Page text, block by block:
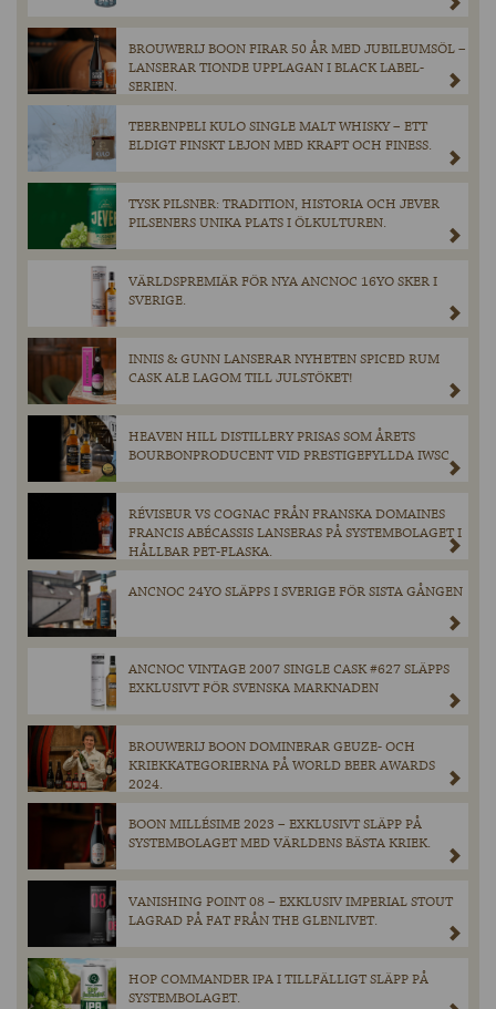
BROUWERIJ BOON FIRAR 50 ÅR MED JUBILEUMSÖL –
LANSERAR TIONDE UPPLAGAN I BLACK LABEL-
SERIEN.
TEERENPELI KULO SINGLE MALT WHISKY – ETT
ELDIGT FINSKT LEJON MED KRAFT OCH FINESS.
TYSK PILSNER: TRADITION, HISTORIA OCH JEVER
PILSENERS UNIKA PLATS I ÖLKULTUREN.
VÄRLDSPREMIÄR FÖR NYA ANCNOC 16YO SKER I
SVERIGE.
INNIS & GUNN LANSERAR NYHETEN SPICED RUM
CASK ALE LAGOM TILL JULSTÖKET!
HEAVEN HILL DISTILLERY PRISAS SOM ÅRETS
BOURBONPRODUCENT VID PRESTIGEFYLLDA IWSC
RÉVISEUR VS COGNAC FRÅN FRANSKA DOMAINES
FRANCIS ABÉCASSIS LANSERAS PÅ SYSTEMBOLAGET I
HÅLLBAR PET-FLASKA.
ANCNOC 24YO SLÄPPS I SVERIGE FÖR SISTA GÅNGEN
ANCNOC VINTAGE 2007 SINGLE CASK #627 SLÄPPS
EXKLUSIVT FÖR SVENSKA MARKNADEN
BROUWERIJ BOON DOMINERAR GEUZE- OCH
KRIEKKATEGORIERNA PÅ WORLD BEER AWARDS
2024.
BOON MILLÉSIME 2023 – EXKLUSIVT SLÄPP PÅ
SYSTEMBOLAGET MED VÄRLDENS BÄSTA KRIEK.
VANISHING POINT 08 – EXKLUSIV IMPERIAL STOUT
LAGRAD PÅ FAT FRÅN THE GLENLIVET.
HOP COMMANDER IPA I TILLFÄLLIGT SLÄPP PÅ
SYSTEMBOLAGET.